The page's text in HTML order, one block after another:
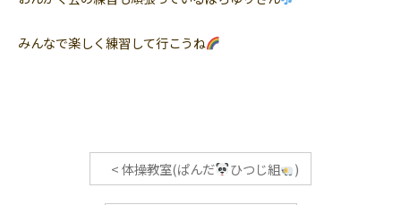
みんなで楽しく練習して行こうね
<体操教室(ぱんだ ひつじ組 )